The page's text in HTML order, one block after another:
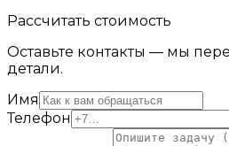
Рассчитать стоимость
Оставьте контакты — мы
детали.
Имя
Телефон